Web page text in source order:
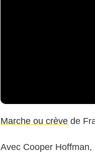
Marche ou crève de
Avec Cooper